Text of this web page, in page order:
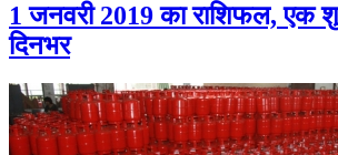
1 जनवरी 2019 का राशिफल, एक
दिनभर